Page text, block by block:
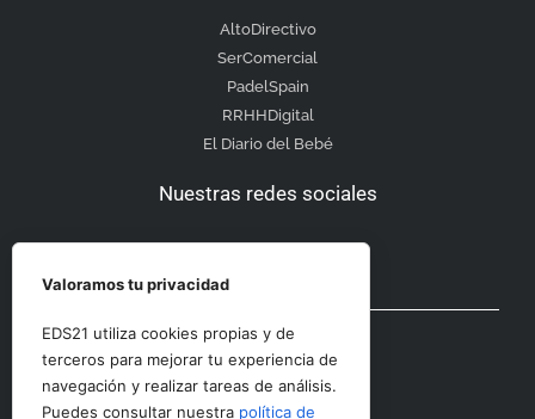
AltoDirectivo
SerComercial
PadelSpain
RRHHDigital
El Diario del Bebé
Nuestras redes sociales
Otras secciones
Contacto
Valoramos tu privacidad
EDS21 utiliza cookies propias y de
terceros para mejorar tu experiencia de
navegación y realizar tareas de análisis.
Puedes consultar nuestra política de